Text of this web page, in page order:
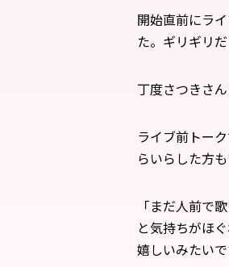
開始直前にラ
た。ギリギリ
丁度さつきさ
ライブ前トー
らいらした方
「まだ人前で
と気持ちがほ
嬉しいみたいで